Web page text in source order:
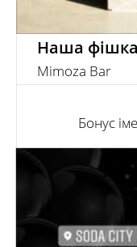
Наша фішка
Mimoza Bar
Бонус
Чули про наш
святкувати День
гарантовано